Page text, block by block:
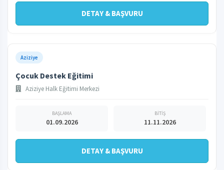
DETAY & BAŞVURU
Aziziye
Çocuk Destek Eğitimi
Aziziye Halk Eğitimi Merkezi
BAŞLAMA
01.09.2026
BİTİŞ
11.11.2026
DETAY & BAŞVURU